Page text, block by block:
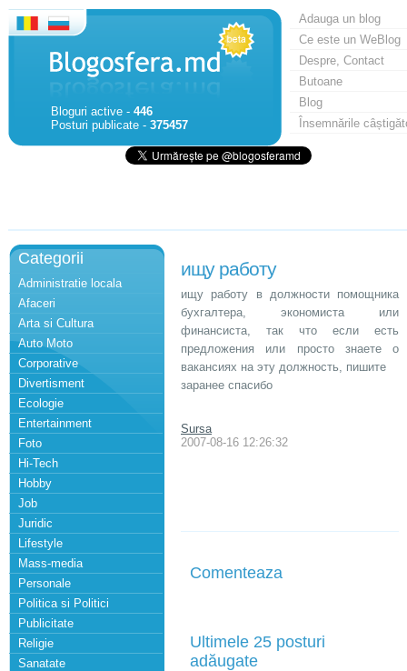
Bloguri active - 446
Posturi publicate - 375457
Adauga un blog
Ce este un WeBlog
Despre, Contact
Butoane
Blog
Însemnările
Categorii
Administratie locala
Afaceri
Arta si Cultura
Auto Moto
Corporative
Divertisment
Ecologie
Entertainment
Foto
Hi-Tech
Hobby
Job
Juridic
Lifestyle
Mass-media
Personale
Politica si Politici
Publicitate
Religie
Sanatate
ищу работу
ищу работу в должности помощника
бухгалтера, экономиста или
финансиста, так что если есть
предложения или просто знаете о
вакансиях на эту должность, пишите
заранее спасибо
Sursa
2007-08-16 12:26:32
Comenteaza
Ultimele 25 posturi
adăugate